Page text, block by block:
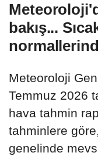
bakış...
Meteoroloji
Temmuz 2026
hava tahmin
tahminlere
genelinde